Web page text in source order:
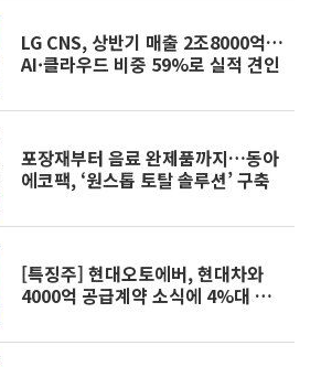
LG CNS, 상반기 매출 2조8000억…
AI·클라우드 비중 59%로 실적 견인
포장재부터 음료 완제품까지…동아
에코팩, ‘원스톱 토탈 솔루션’ 구축
[특징주] 현대오토에버, 현대차와
4000억 공급계약 소식에 4%대 강